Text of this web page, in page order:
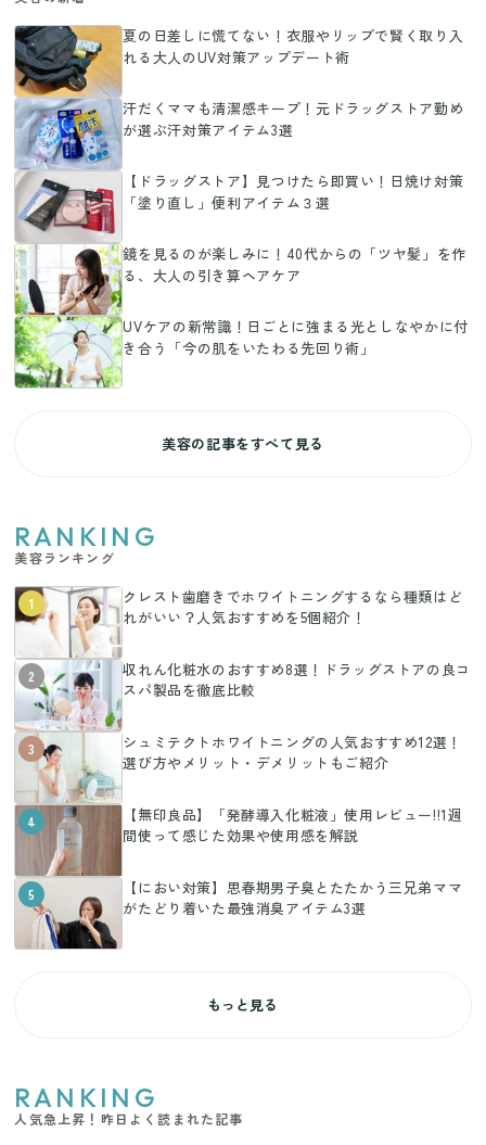
夏の日差しに慌てない！衣服やリップで賢く取り入
れる大人のUV対策アップデート術
汗だくママも清潔感キープ！元ドラッグストア勤め
が選ぶ汗対策アイテム3選
【ドラッグストア】見つけたら即買い！日焼け対策
「塗り直し」便利アイテム３選
鏡を見るのが楽しみに！40代からの「ツヤ髪」を作
る、大人の引き算ヘアケア
UVケアの新常識！日ごとに強まる光としなやかに付
き合う「今の肌をいたわる先回り術」
美容の記事をすべて見る
RANKING
美容ランキング
1
クレスト歯磨きでホワイトニングするなら種類はど
れがいい？人気おすすめを5個紹介！
2
収れん化粧水のおすすめ8選！ドラッグストアの良コ
スパ製品を徹底比較
3
シュミテクトホワイトニングの人気おすすめ12選！
選び方やメリット・デメリットもご紹介
4
【無印良品】「発酵導入化粧液」使用レビュー!!1週
間使って感じた効果や使用感を解説
5
【におい対策】思春期男子臭とたたかう三兄弟ママ
がたどり着いた最強消臭アイテム3選
もっと見る
RANKING
人気急上昇！昨日よく読まれた記事